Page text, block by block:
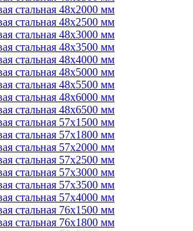
стальная 48х2000 мм
стальная 48х2500 мм
стальная 48х3000 мм
стальная 48х3500 мм
стальная 48х4000 мм
стальная 48х5000 мм
стальная 48х5500 мм
стальная 48х6000 мм
стальная 48х6500 мм
стальная 57х1500 мм
стальная 57х1800 мм
стальная 57х2000 мм
стальная 57х2500 мм
стальная 57х3000 мм
стальная 57х3500 мм
стальная 57х4000 мм
стальная 76х1500 мм
стальная 76х1800 мм